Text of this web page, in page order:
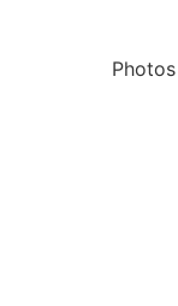
Photos